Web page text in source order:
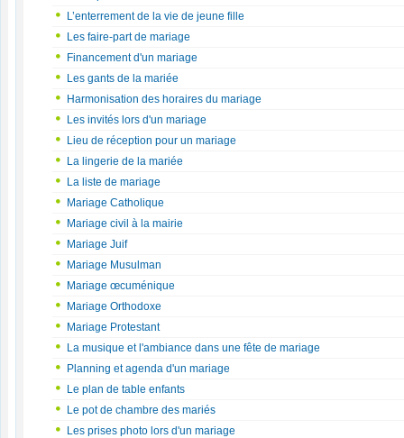
L’enterrement de la vie de jeune fille
Les faire-part de mariage
Financement d'un mariage
Les gants de la mariée
Harmonisation des horaires du mariage
Les invités lors d'un mariage
Lieu de réception pour un mariage
La lingerie de la mariée
La liste de mariage
Mariage Catholique
Mariage civil à la mairie
Mariage Juif
Mariage Musulman
Mariage œcuménique
Mariage Orthodoxe
Mariage Protestant
La musique et l'ambiance dans une fête de mariage
Planning et agenda d'un mariage
Le plan de table enfants
Le pot de chambre des mariés
Les prises photo lors d'un mariage